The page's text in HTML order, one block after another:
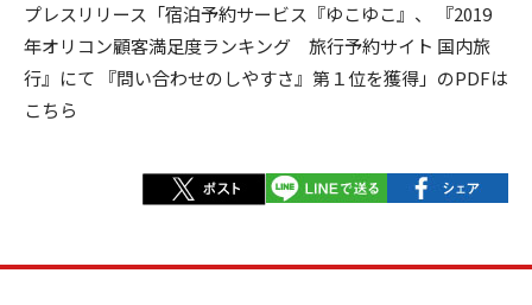
プレスリリース「宿泊予約サービス『ゆこゆこ』、 『2019
年オリコン顧客満足度ランキング 旅行予約サイト 国内旅
行』にて 『問い合わせのしやすさ』第１位を獲得」のPDFは
こちら